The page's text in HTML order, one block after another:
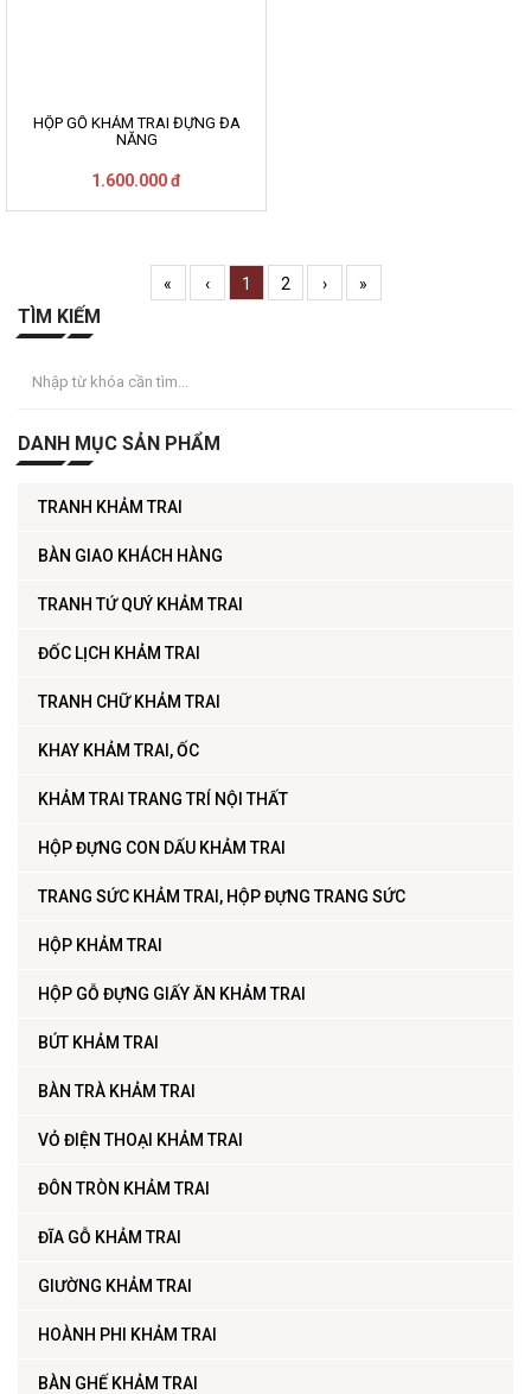
HỘP GỖ KHẢM TRAI ĐỰNG ĐA
NĂNG
1.600.000 đ
« ‹ 1 2 › »
TÌM KIẾM
DANH MỤC SẢN PHẨM
TRANH KHẢM TRAI
BÀN GIAO KHÁCH HÀNG
TRANH TỨ QUÝ KHẢM TRAI
ĐỐC LỊCH KHẢM TRAI
TRANH CHỮ KHẢM TRAI
KHAY KHẢM TRAI, ỐC
KHẢM TRAI TRANG TRÍ NỘI THẤT
HỘP ĐỰNG CON DẤU KHẢM TRAI
TRANG SỨC KHẢM TRAI, HỘP ĐỰNG TRANG SỨC
HỘP KHẢM TRAI
HỘP GỖ ĐỰNG GIẤY ĂN KHẢM TRAI
BÚT KHẢM TRAI
BÀN TRÀ KHẢM TRAI
VỎ ĐIỆN THOẠI KHẢM TRAI
ĐÔN TRÒN KHẢM TRAI
ĐĨA GỖ KHẢM TRAI
GIƯỜNG KHẢM TRAI
HOÀNH PHI KHẢM TRAI
BÀN GHẾ KHẢM TRAI